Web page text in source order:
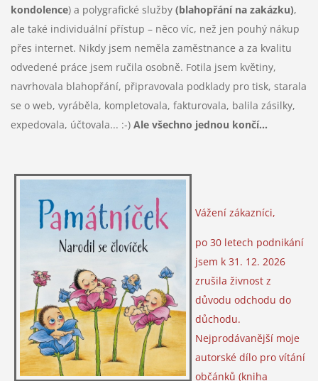
kondolence) a polygrafické služby (blahopřání na zakázku),
ale také individuální přístup – něco víc, než jen pouhý nákup
přes internet. Nikdy jsem neměla zaměstnance a za kvalitu
odvedené práce jsem ručila osobně. Fotila jsem květiny,
navrhovala blahopřání, připravovala podklady pro tisk, starala
se o web, vyráběla, kompletovala, fakturovala, balila zásilky,
expedovala, účtovala... :-) Ale všechno jednou končí...
Vážení zákazníci,
po 30 letech podnikání
jsem k 31. 12. 2026
zrušila živnost z
důvodu odchodu do
důchodu.
Nejprodávanější moje
autorské dílo pro vítání
občánků (kniha